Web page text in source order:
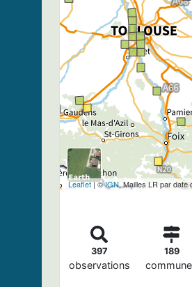
Leaflet| ©IGN, Mailles LR par date
397
observations
189